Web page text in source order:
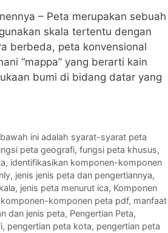
– Peta merupakan sebuah
skala tertentu dengan
berbeda, peta konvensional
“mappa” yang berarti kain
bumi di bidang datar yang
ini adalah syarat-syarat peta
peta geografi, fungsi peta khusus,
, identifikasikan komponen-komponen
, jenis jenis peta dan pengertiannya,
, jenis peta menurut ica, Komponen
komponen-komponen peta pdf, manfaat
dan jenis peta, Pengertian Peta,
, pengertian peta kota, pengertian peta